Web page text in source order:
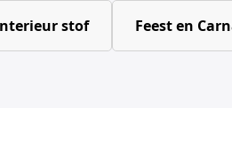
stof Feest en